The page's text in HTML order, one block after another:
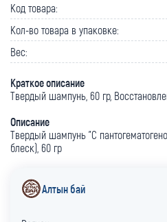
Код товара:
Кол-во товара в упаковке:
Вес:
Краткое описание
Твердый шампунь, 60 гр,
Описание
Твердый шампунь "С
блеск), 60 гр
Алтын бай